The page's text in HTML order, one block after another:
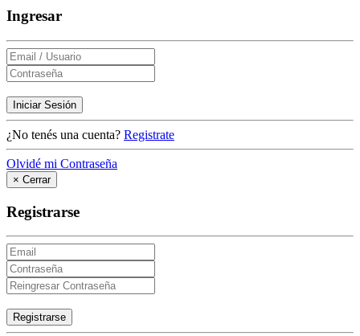
Ingresar
Iniciar Sesión
¿No tenés una cuenta? Registrate
Olvidé mi Contraseña
× Cerrar
Registrarse
Registrarse